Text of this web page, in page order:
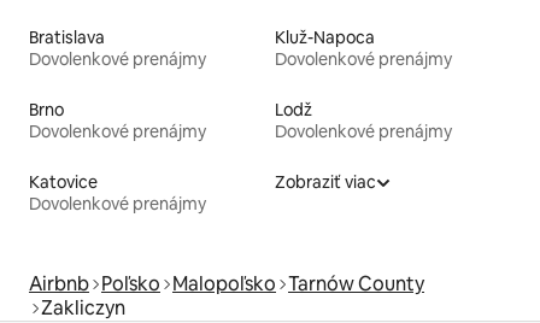
Bratislava
Dovolenkové prenájmy
Kluž-Napoca
Dovolenkové prenájmy
Brno
Dovolenkové prenájmy
Lodž
Dovolenkové prenájmy
Katovice
Dovolenkové prenájmy
Zobraziť viac
Airbnb Poľsko Malopoľsko Tarnów County
Zakliczyn